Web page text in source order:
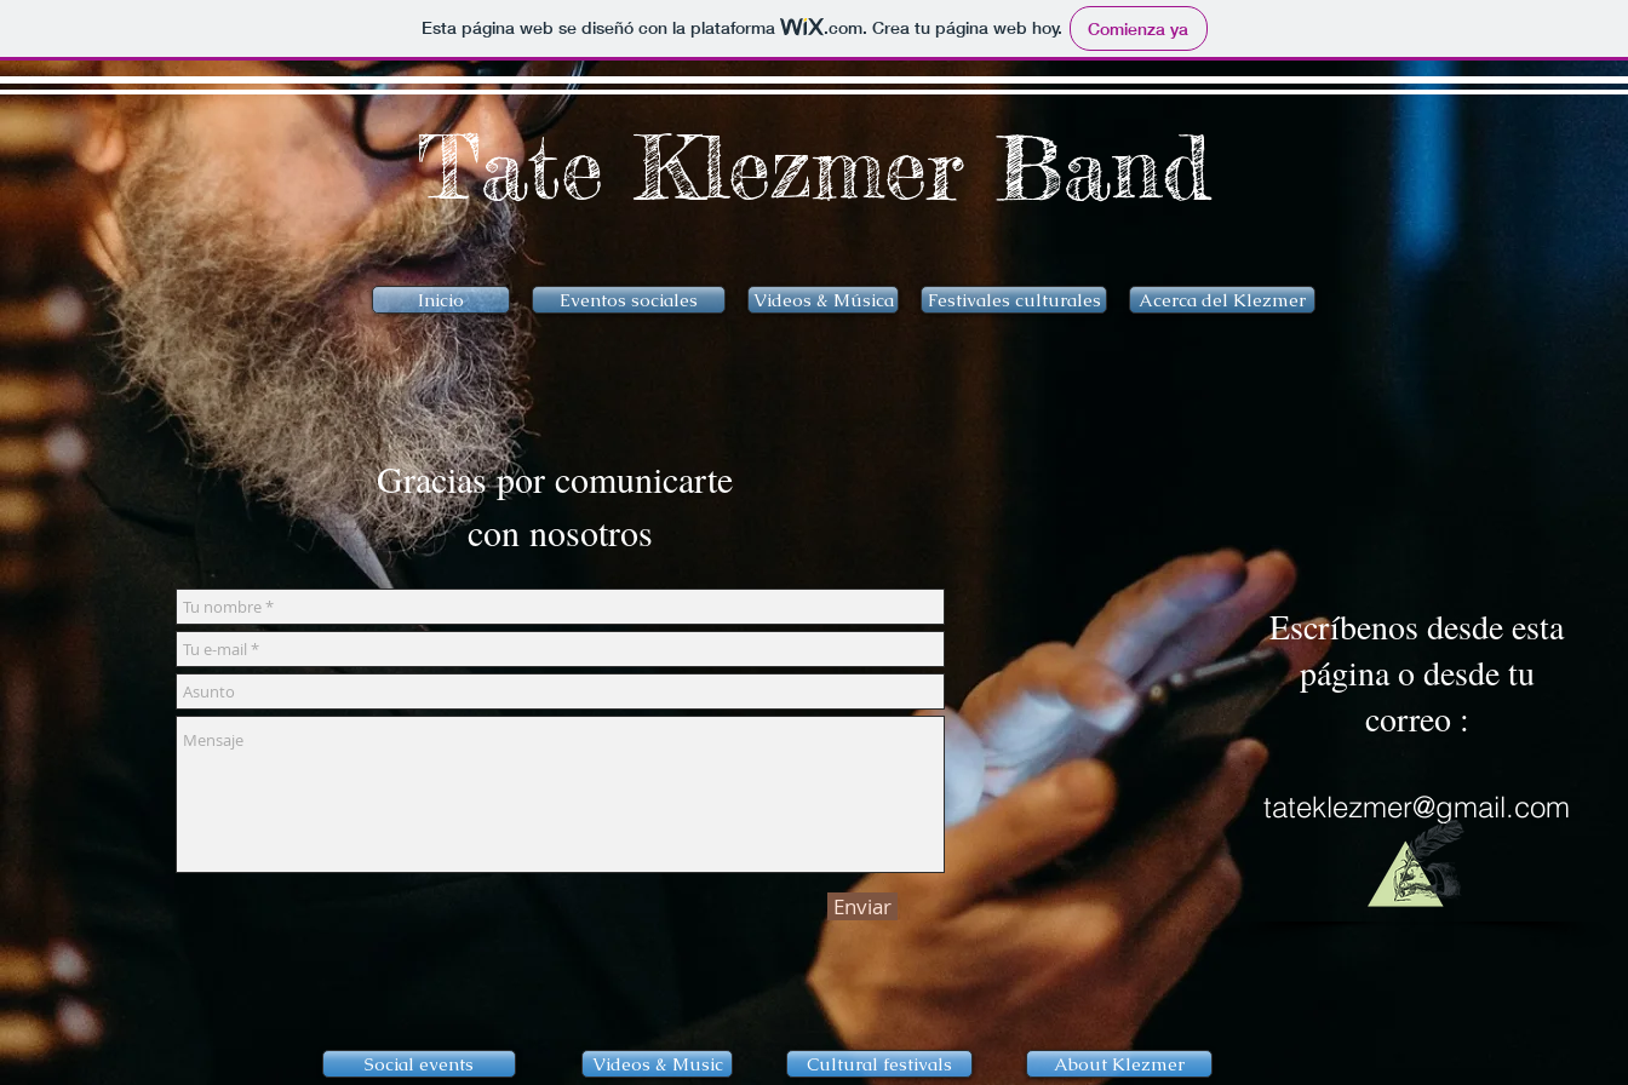
Esta página web se diseñó con la plataforma .com. Crea tu página web hoy. Comienza ya
Tate Klezmer Band
Inicio Eventos sociales Videos & Música Festivales culturales Acerca del Klezmer
Gracias por comunicarte
con nosotros
Enviar
Escríbenos desde esta
página o desde tu
correo :
tateklezmer@gmail.com
Social events Videos & Music Cultural festivals About Klezmer